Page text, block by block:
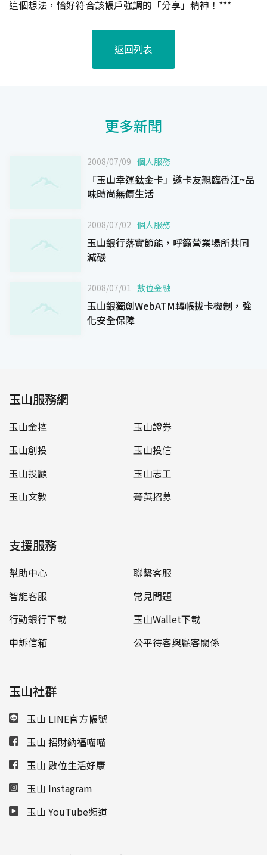
這個想法，恰好符合該帳戶強調的「分享」精神！***
返回列表
更多新聞
2008/07/09 個人服務
「玉山幸運鈦金卡」邀卡友親臨香江~品
味時尚無價生活
2008/07/02 個人服務
玉山銀行落實節能，呼籲營業場所共同
減碳
2008/07/01 數位金融
玉山銀獨創WebATM轉帳拔卡機制，強
化安全保障
玉山服務網
玉山金控
玉山證券
玉山創投
玉山投信
玉山投顧
玉山志工
玉山文教
菁英招募
支援服務
幫助中心
聯繫客服
智能客服
常見問題
行動銀行下載
玉山Wallet下載
申訴信箱
公平待客與顧客關係
玉山社群
玉山 LINE官方帳號
玉山 招財納福喵喵
玉山 數位生活好康
玉山 Instagram
玉山 YouTube頻道